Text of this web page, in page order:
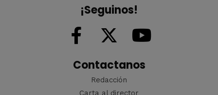
¡Seguinos!
Contactanos
Redacción